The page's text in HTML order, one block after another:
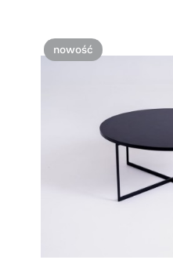
nowość